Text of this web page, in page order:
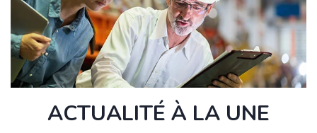
ACTUALITÉ À LA UNE